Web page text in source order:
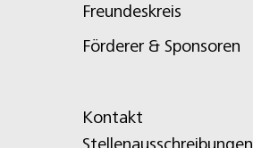
Freundeskreis
Förderer & Sponsoren
Kontakt